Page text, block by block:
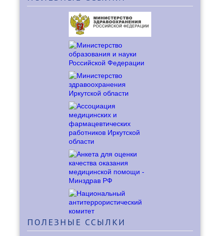
ПОЛЕЗНЫЕ ССЫЛКИ